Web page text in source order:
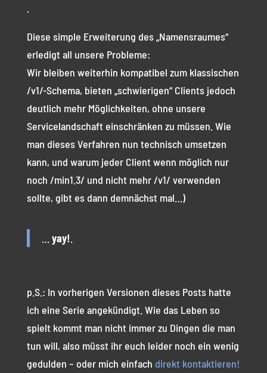
Diese simple Erweiterung des „Namensraumes“
erledigt all unsere Probleme:
Wir bleiben weiterhin kompatibel zum klassischen
/v1/-Schema, bieten „schwierigen“ Clients jedoch
deutlich mehr Möglichkeiten, ohne unsere
Servicelandschaft einschränken zu müssen. Wie
man dieses Verfahren nun technisch umsetzen
kann, und warum jeder Client wenn möglich nur
noch /min1.3/ und nicht mehr /v1/ verwenden
sollte, gibt es dann demnächst mal…)
yay!
p.S.: In vorherigen Versionen dieses Posts hatte
ich eine Serie angekündigt. Wie das Leben so
spielt kommt man nicht immer zu Dingen die man
tun will, also müsst ihr euch leider noch ein wenig
gedulden – oder mich einfach direkt kontaktieren!